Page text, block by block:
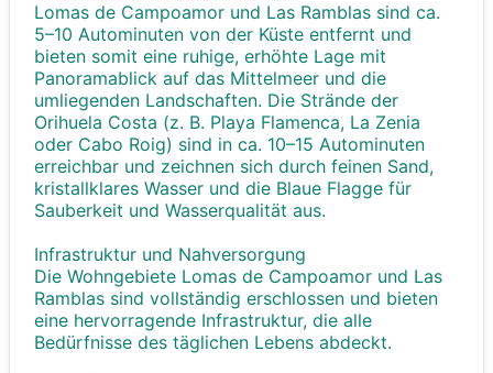
Lomas de Campoamor und Las Ramblas sind ca.
5–10 Autominuten von der Küste entfernt und
bieten somit eine ruhige, erhöhte Lage mit
Panoramablick auf das Mittelmeer und die
umliegenden Landschaften. Die Strände der
Orihuela Costa (z. B. Playa Flamenca, La Zenia
oder Cabo Roig) sind in ca. 10–15 Autominuten
erreichbar und zeichnen sich durch feinen Sand,
kristallklares Wasser und die Blaue Flagge für
Sauberkeit und Wasserqualität aus.
Infrastruktur und Nahversorgung
Die Wohngebiete Lomas de Campoamor und Las
Ramblas sind vollständig erschlossen und bieten
eine hervorragende Infrastruktur, die alle
Bedürfnisse des täglichen Lebens abdeckt.